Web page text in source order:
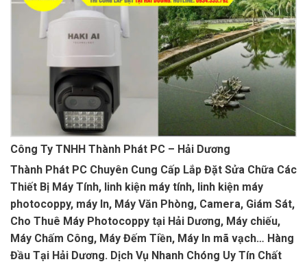
Công Ty TNHH Thành Phát PC – Hải Dương
Thành Phát PC Chuyên Cung Cấp Lắp Đặt Sửa Chữa Các
Thiết Bị Máy Tính, linh kiện máy tính, linh kiện máy
photocoppy, máy In, Máy Văn Phòng, Camera, Giám Sát,
Cho Thuê Máy Photocoppy tại Hải Dương, Máy chiếu,
Máy Chấm Công, Máy Đếm Tiền, Máy In mã vạch… Hàng
Đầu Tại Hải Dương. Dịch Vụ Nhanh Chóng Uy Tín Chất